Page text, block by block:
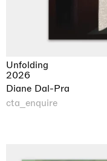
Unfolding
2026
Diane Dal-Pra
cta_enquire